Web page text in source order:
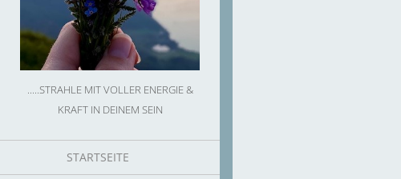
.....STRAHLE MIT VOLLER ENERGIE &
KRAFT IN DEINEM SEIN
STARTSEITE